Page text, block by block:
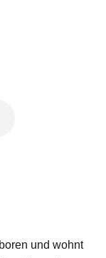
und wohnt